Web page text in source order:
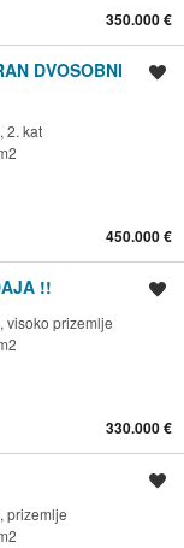
350.000 €
DVOSOBNI
2. kat
450.000 €
!!
visoko prizemlje
330.000 €
prizemlje